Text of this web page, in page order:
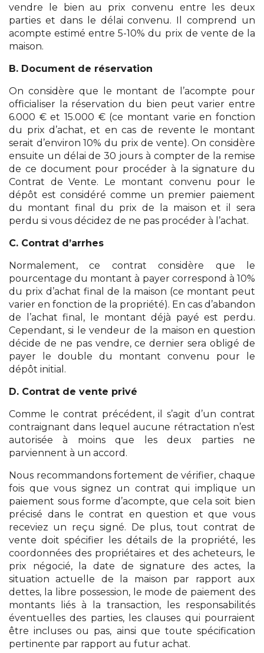
vendre le bien au prix convenu entre les deux
parties et dans le délai convenu. Il comprend un
acompte estimé entre 5-10% du prix de vente de la
maison.
B. Document de réservation
On considère que le montant de l’acompte pour
officialiser la réservation du bien peut varier entre
6.000 € et 15.000 € (ce montant varie en fonction
du prix d’achat, et en cas de revente le montant
serait d’environ 10% du prix de vente). On considère
ensuite un délai de 30 jours à compter de la remise
de ce document pour procéder à la signature du
Contrat de Vente. Le montant convenu pour le
dépôt est considéré comme un premier paiement
du montant final du prix de la maison et il sera
perdu si vous décidez de ne pas procéder à l’achat.
C. Contrat d’arrhes
Normalement, ce contrat considère que le
pourcentage du montant à payer correspond à 10%
du prix d’achat final de la maison (ce montant peut
varier en fonction de la propriété). En cas d’abandon
de l’achat final, le montant déjà payé est perdu.
Cependant, si le vendeur de la maison en question
décide de ne pas vendre, ce dernier sera obligé de
payer le double du montant convenu pour le
dépôt initial.
D. Contrat de vente privé
Comme le contrat précédent, il s’agit d’un contrat
contraignant dans lequel aucune rétractation n’est
autorisée à moins que les deux parties ne
parviennent à un accord.
Nous recommandons fortement de vérifier, chaque
fois que vous signez un contrat qui implique un
paiement sous forme d’acompte, que cela soit bien
précisé dans le contrat en question et que vous
receviez un reçu signé. De plus, tout contrat de
vente doit spécifier les détails de la propriété, les
coordonnées des propriétaires et des acheteurs, le
prix négocié, la date de signature des actes, la
situation actuelle de la maison par rapport aux
dettes, la libre possession, le mode de paiement des
montants liés à la transaction, les responsabilités
éventuelles des parties, les clauses qui pourraient
être incluses ou pas, ainsi que toute spécification
pertinente par rapport au futur achat.